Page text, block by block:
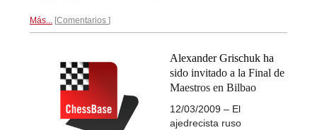
Más... Comentarios
Alexander Grischuk ha
sido invitado a la Final de
Maestros en Bilbao
12/03/2009 – El
ajedrecista ruso